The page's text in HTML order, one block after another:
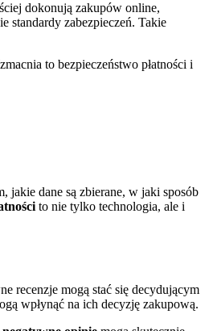
dokonują zakupów online,
standardy zabezpieczeń. Takie
to bezpieczeństwo płatności i
jakie dane są zbierane, w jaki sposób
to nie tylko technologia, ale i
recenzje mogą stać się decydującym
wpłynąć na ich decyzję zakupową.